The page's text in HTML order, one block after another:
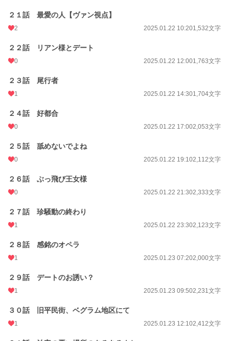
２１話 最愛の人【ヴァン視点】
2 2025.01.22 10:201,532文字
２２話 リアン様とデート
0 2025.01.22 12:001,763文字
２３話 尾行者
1 2025.01.22 14:301,704文字
２４話 好都合
0 2025.01.22 17:002,053文字
２５話 舐めないでよね
0 2025.01.22 19:102,112文字
２６話 ぶっ飛び王女様
0 2025.01.22 21:302,333文字
２７話 珍騒動の終わり
1 2025.01.22 23:302,123文字
２８話 感銘のオペラ
1 2025.01.23 07:202,000文字
２９話 デートのお誘い？
1 2025.01.23 09:502,231文字
３０話 旧平民街、ベグラム地区にて
1 2025.01.23 12:102,412文字